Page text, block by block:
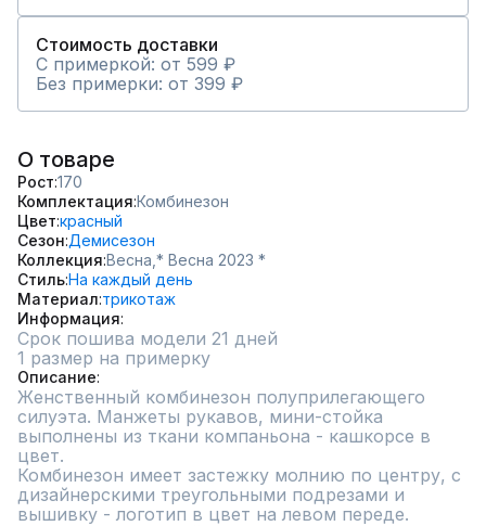
Стоимость доставки
С примеркой: от 599 ₽
Без примерки: от 399 ₽
О товаре
Рост 170
Комплектация Комбинезон
Цвет красный
Сезон Демисезон
Коллекция Весна, * Весна 2023 *
СтильНа каждый день
Материал трикотаж
Информация
Срок пошива модели 21 дней
1 размер на примерку
Описание
Женственный комбинезон полуприлегающего
силуэта. Манжеты рукавов, мини-стойка
выполнены из ткани компаньона - кашкорсе в
цвет.
Комбинезон имеет застежку молнию по центру, с
дизайнерскими треугольными подрезами и
вышивку - логотип в цвет на левом переде.